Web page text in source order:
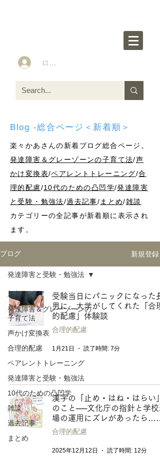
ログイン
Blog -総合ページ＜新着順＞
楽々かあさんの新着ブログ総合ページ。
発達障害＆グレーゾーンの子育て法/声
かけ変換表/ペアレントトレーニング/合
理的配慮/10代のための凸凹学/発達障害
と受験・勉強法/過去記事/ まとめ/雑談
カテゴリーの全記事が新着順に表示され
ます。
ブログ 新規登録
新着順-全て
発達障害＆グレーゾーンの
子育て法
声かけ変換表
合理的配慮
ペアレントトレーニング
発達障害と受験・勉強法
10代のための凸凹学
雑談
過去記事
まとめ
発達障害と受験・勉強法
受験当日にパニックになった長
男に、大学がしてくれた「合理
的配慮」体験談
合理的配慮
1月21日 読了時間: 7分
漢字の「止め・はね・はらい」
のこと──文化庁の指針と学校
場の運用にズレがあったら……
合理的配慮
2025年12月12日 読了時間: 12分